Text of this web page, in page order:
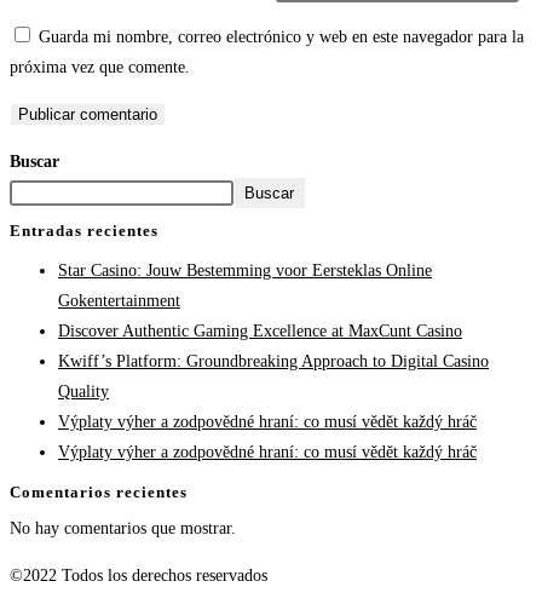
Guarda mi nombre, correo electrónico y web en este navegador para la
próxima vez que comente.
Buscar
Buscar
Entradas recientes
Star Casino: Jouw Bestemming voor Eersteklas Online
Gokentertainment
Discover Authentic Gaming Excellence at MaxCunt Casino
Kwiff’s Platform: Groundbreaking Approach to Digital Casino
Quality
Výplaty výher a zodpovědné hraní: co musí vědět každý hráč
Výplaty výher a zodpovědné hraní: co musí vědět každý hráč
Comentarios recientes
No hay comentarios que mostrar.
©2022 Todos los derechos reservados